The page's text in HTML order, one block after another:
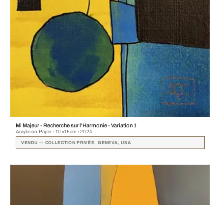
Mi Majeur - Recherche sur l'Harmonie - Variation 1
Acrylic on Paper · 10×15cm · 2024
VENDU — COLLECTION PRIVÉE, GENEVA, USA